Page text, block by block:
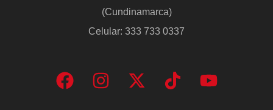
(Cundinamarca)
Celular: 333 733 0337